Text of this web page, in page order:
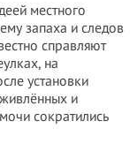
местного
запаха и следов
справляют
на
установки
и
сократились